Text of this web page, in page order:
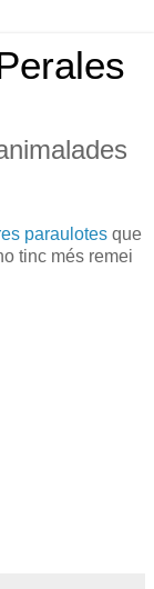
paraulotes que
tinc més remei